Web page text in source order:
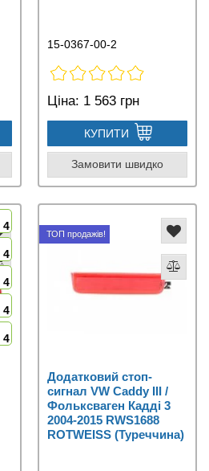
15-0367-00-2
Ціна: 1 563 грн
КУПИТИ
Замовити швидко
4
4
4
4
4
ТОП продажів!
Додатковий стоп-
сигнал VW Caddy III /
Фольксваген Кадді 3
2004-2015 RWS1688
ROTWEISS (Туреччина)